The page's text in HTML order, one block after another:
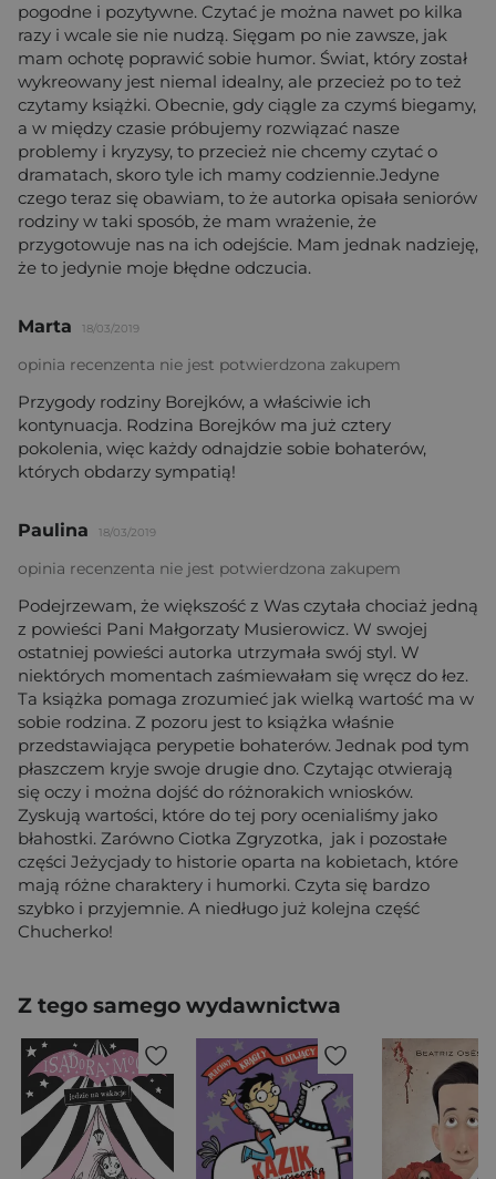
pogodne i pozytywne. Czytać je można nawet po kilka
razy i wcale sie nie nudzą. Sięgam po nie zawsze, jak
mam ochotę poprawić sobie humor. Świat, który został
wykreowany jest niemal idealny, ale przecież po to też
czytamy książki. Obecnie, gdy ciągle za czymś biegamy,
a w między czasie próbujemy rozwiązać nasze
problemy i kryzysy, to przecież nie chcemy czytać o
dramatach, skoro tyle ich mamy codziennie.Jedyne
czego teraz się obawiam, to że autorka opisała seniorów
rodziny w taki sposób, że mam wrażenie, że
przygotowuje nas na ich odejście. Mam jednak nadzieję,
że to jedynie moje błędne odczucia.
Marta 18/03/2019
opinia recenzenta nie jest potwierdzona zakupem
Przygody rodziny Borejków, a właściwie ich
kontynuacja. Rodzina Borejków ma już cztery
pokolenia, więc każdy odnajdzie sobie bohaterów,
których obdarzy sympatią!
Paulina 18/03/2019
opinia recenzenta nie jest potwierdzona zakupem
Podejrzewam, że większość z Was czytała chociaż jedną
z powieści Pani Małgorzaty Musierowicz. W swojej
ostatniej powieści autorka utrzymała swój styl. W
niektórych momentach zaśmiewałam się wręcz do łez.
Ta książka pomaga zrozumieć jak wielką wartość ma w
sobie rodzina. Z pozoru jest to książka właśnie
przedstawiająca perypetie bohaterów. Jednak pod tym
płaszczem kryje swoje drugie dno. Czytając otwierają
się oczy i można dojść do różnorakich wniosków.
Zyskują wartości, które do tej pory ocenialiśmy jako
błahostki. Zarówno Ciotka Zgryzotka, jak i pozostałe
części Jeżycjady to historie oparta na kobietach, które
mają różne charaktery i humorki. Czyta się bardzo
szybko i przyjemnie. A niedługo już kolejna część
Chucherko!
Z tego samego wydawnictwa